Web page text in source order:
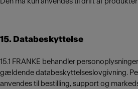
15. Databeskyttelse
15.1 FRANKE behandler
gældende databeskyttelseslovgivning.
anvendes til bestilling, support og